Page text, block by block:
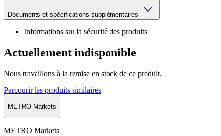
Documents et spécifications supplémentaires
Informations sur la sécurité des produits
Actuellement indisponible
Nous travaillons à la remise en stock de ce produit.
Parcourir les produits similaires
METRO Markets
METRO Markets